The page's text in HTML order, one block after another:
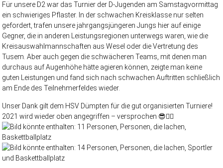
Für unsere D2 war das Turnier der D-Jugenden am Samstagvormittag
ein schwieriges Pflaster. In der schwachen Kreisklasse nur selten
gefordert, trafen unsere jahrgangsjüngeren Jungs hier auf einige
Gegner, die in anderen Leistungsregionen unterwegs waren, wie die
Kreisauswahlmannschaften aus Wesel oder die Vertretung des
Tusem. Aber auch gegen die schwächeren Teams, mit denen man
durchaus auf Augenhöhe hätte agieren können, zeigte man keine
guten Leistungen und fand sich nach schwachen Auftritten schließlich
am Ende des Teilnehmerfeldes wieder.
Unser Dank gilt dem HSV Dümpten für die gut organisierten Turniere!
2021 wird wieder oben angegriffen – versprochen 😎🤾‍♂️